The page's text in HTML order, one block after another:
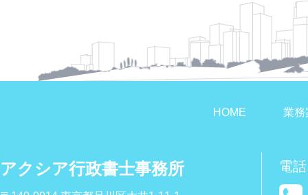
HOME 業務
アクシア行政書士事務所 電